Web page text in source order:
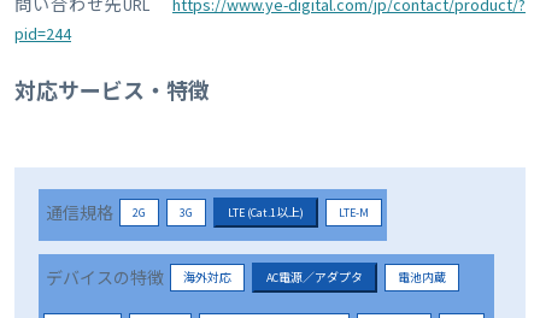
問い合わせ先URL
https://www.ye-digital.com/jp/contact/product/?
pid=244
対応サービス・特徴
通信規格 2G 3G LTE (Cat.1以上) LTE-M
デバイスの特徴 海外対応 AC電源／アダプタ 電池内蔵